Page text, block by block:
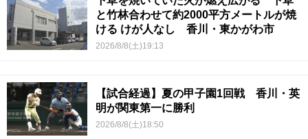
と竹林合わせて約2000平方メートルが焼
ける けが人なし 香川・東かがわ市
2026/8/8(土)19:13
【試合経過】夏の甲子園1回戦 香川・英
明が関東第一に勝利
2026/8/8(土)18:50